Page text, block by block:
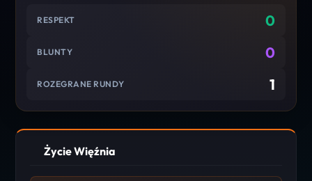
RESPEKT 0
BLUNTY 0
ROZEGRANE RUNDY 1
Życie Więźnia